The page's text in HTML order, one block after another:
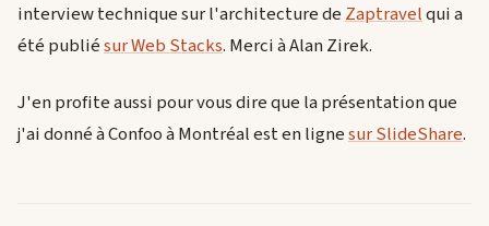
interview technique sur l'architecture deZaptravelqui a
été publiésur Web Stacks. Merci à Alan Zirek.
J'en profite aussi pour vous dire que la présentation que
j'ai donné à Confoo à Montréal est en lignesur SlideShare.